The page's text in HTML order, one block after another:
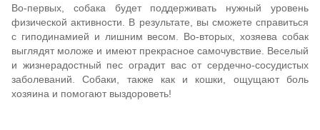
Во-первых, собака будет поддерживать нужный уровень
физической активности. В результате, вы сможете справиться
с гиподинамией и лишним весом. Во-вторых, хозяева собак
выглядят моложе и имеют прекрасное самочувствие. Веселый
и жизнерадостный пес оградит вас от сердечно-сосудистых
заболеваний. Собаки, также как и кошки, ощущают боль
хозяина и помогают выздороветь!